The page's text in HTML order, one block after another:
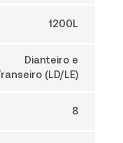
1200L
Dianteiro e
(LD/LE)
8